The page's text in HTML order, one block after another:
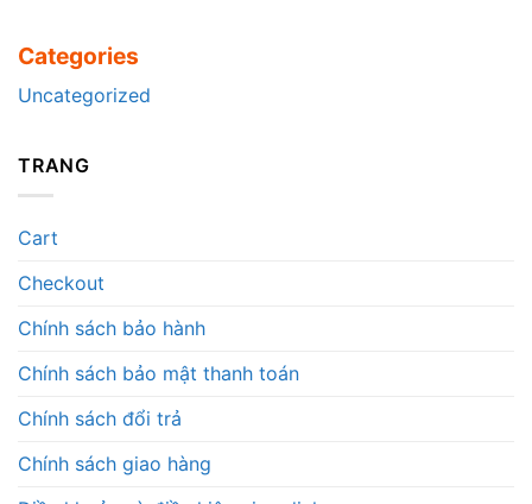
Categories
Uncategorized
TRANG
Cart
Checkout
Chính sách bảo hành
Chính sách bảo mật thanh toán
Chính sách đổi trả
Chính sách giao hàng